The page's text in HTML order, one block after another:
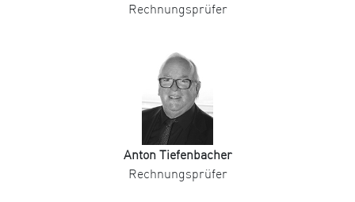
Rechnungsprüfer
Anton Tiefenbacher
Rechnungsprüfer